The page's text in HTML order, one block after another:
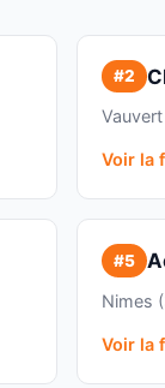
#2
Voir la
#5
Nimes
Voir la